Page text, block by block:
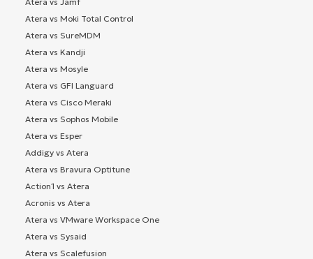
Atera vs Moki Total Control
Atera vs SureMDM
Atera vs Kandji
Atera vs Mosyle
Atera vs GFI Languard
Atera vs Cisco Meraki
Atera vs Sophos Mobile
Atera vs Esper
Addigy vs Atera
Atera vs Bravura Optitune
Action1 vs Atera
Acronis vs Atera
Atera vs VMware Workspace One
Atera vs Sysaid
Atera vs Scalefusion